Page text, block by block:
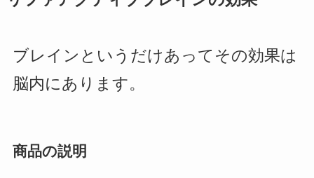
ブレインというだけあってその効果は
脳内にあります。
商品の説明